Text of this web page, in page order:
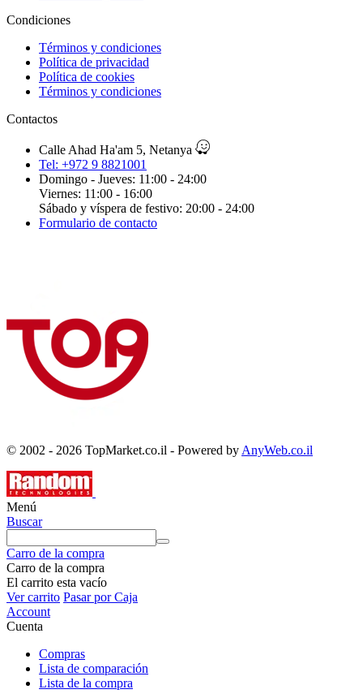
Condiciones
Términos y condiciones
Política de privacidad
Política de cookies
Términos y condiciones
Contactos
Calle Ahad Ha'am 5, Netanya
Tel: +972 9 8821001
Domingo - Jueves: 11:00 - 24:00
Viernes: 11:00 - 16:00
Sábado y víspera de festivo: 20:00 - 24:00
Formulario de contacto
© 2002 - 2026 TopMarket.co.il - Powered by AnyWeb.co.il
Menú
Buscar
Carro de la compra
Carro de la compra
El carrito esta vacío
Ver carrito Pasar por Caja
Account
Cuenta
Compras
Lista de comparación
Lista de la compra